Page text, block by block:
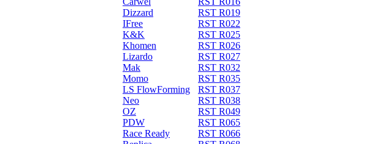
Dizzard
IFree
K&K
Khomen
Lizardo
Mak
Momo
LS FlowForming
Neo
OZ
PDW
Race Ready
RST R019
RST R022
RST R025
RST R026
RST R027
RST R032
RST R035
RST R037
RST R038
RST R049
RST R065
RST R066